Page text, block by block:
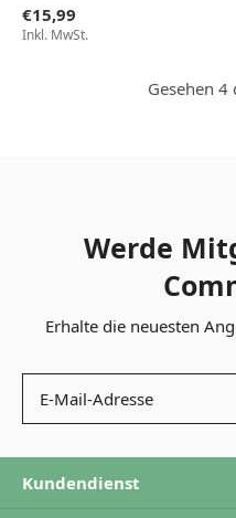
€15,99
Inkl. MwSt.
Gesehen
Werde
Erhalte die neuesten
Kundendienst